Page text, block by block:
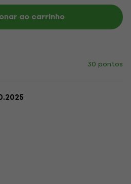
ao carrinho
30 pontos